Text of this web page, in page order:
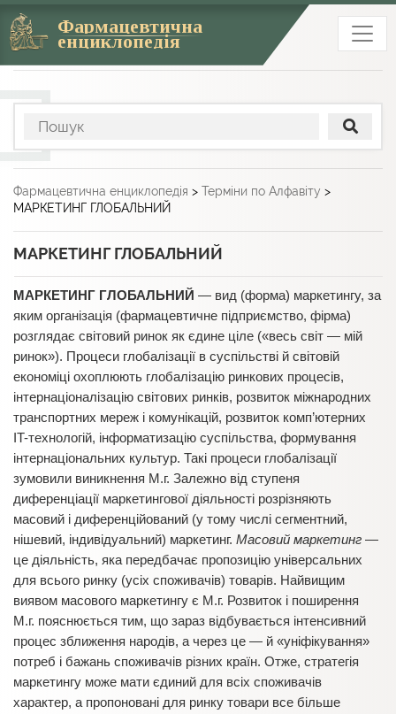
Фармацевтична
енциклопедія
Фармацевтична енциклопедія > Терміни по Алфавіту >
МАРКЕТИНГ ГЛОБАЛЬНИЙ
МАРКЕТИНГ ГЛОБАЛЬНИЙ
МАРКЕТИНГ ГЛОБАЛЬНИЙ — вид (форма) маркетингу, за
яким організація (фармацевтичне підприємство, фірма)
розглядає світовий ринок як єдине ціле («весь світ — мій
ринок»). Процеси глобалізації в суспільстві й світовій
економіці охоплюють глобалізацію ринкових процесів,
інтернаціоналізацію світових ринків, розвиток міжнародних
транспортних мереж і комунікацій, розвиток комп’ютерних
IT-технологій, інформатизацію суспільства, формування
інтернаціональних культур. Такі процеси глобалізації
зумовили виникнення М.г. Залежно від ступеня
диференціації маркетингової діяльності розрізняють
масовий і диференційований (у тому числі сегментний,
нішевий, індивідуальний) маркетинг. Масовий маркетинг —
це діяльність, яка передбачає пропозицію універсальних
для всього ринку (усіх споживачів) товарів. Найвищим
виявом масового маркетингу є М.г. Розвиток і поширення
М.г. пояснюється тим, що зараз відбувається інтенсивний
процес зближення народів, а через це — й «уніфікування»
потреб і бажань споживачів різних країн. Отже, стратегія
маркетингу може мати єдиний для всіх споживачів
характер, а пропоновані для ринку товари все більше